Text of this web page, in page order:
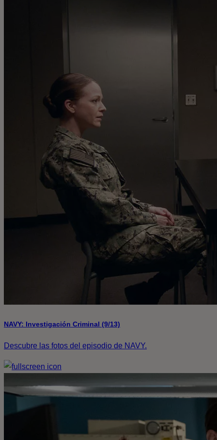
NAVY: Investigación Criminal (9/13)
Descubre las fotos del episodio de NAVY.